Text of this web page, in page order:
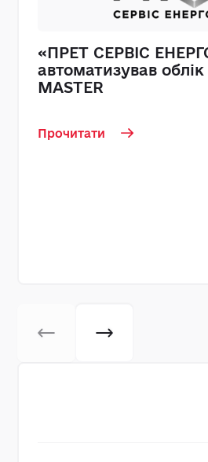
«ПРЕТ СЕРВІС
автоматизував
MASTER
Прочитати